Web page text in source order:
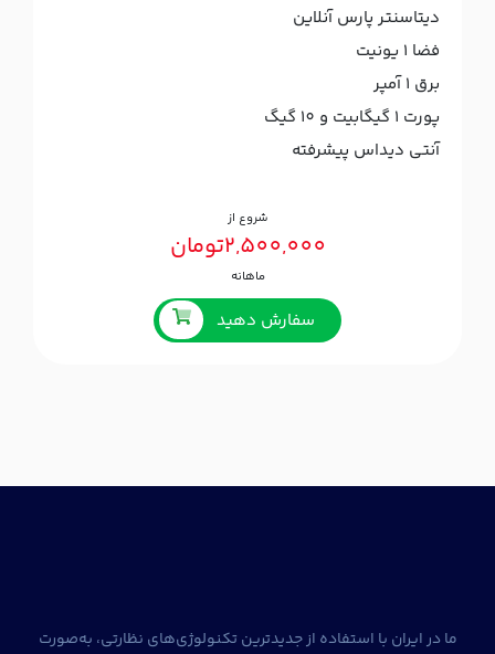
دیتاسنتر پارس آنلاین
فضا 1 یونیت
برق 1 آمپر
پورت ۱ گیگابیت و 10 گیگ
آنتی دیداس پیشرفته
شروع از
2,500,000تومان
ماهانه
سفارش دهید
ما در ایران با استفاده از جدیدترین تکنولوژی‌های نظارتی، به‌صورت